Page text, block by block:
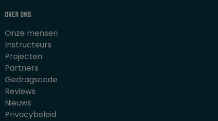
Over ons
Onze mensen
Instructeurs
Projecten
Partners
Gedragscode
Reviews
Nieuws
Privacybeleid